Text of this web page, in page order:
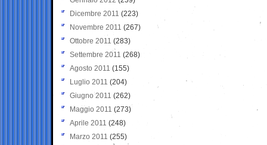
Dicembre 2011 (223)
Novembre 2011 (267)
Ottobre 2011 (283)
Settembre 2011 (268)
Agosto 2011 (155)
Luglio 2011 (204)
Giugno 2011 (262)
Maggio 2011 (273)
Aprile 2011 (248)
Marzo 2011 (255)